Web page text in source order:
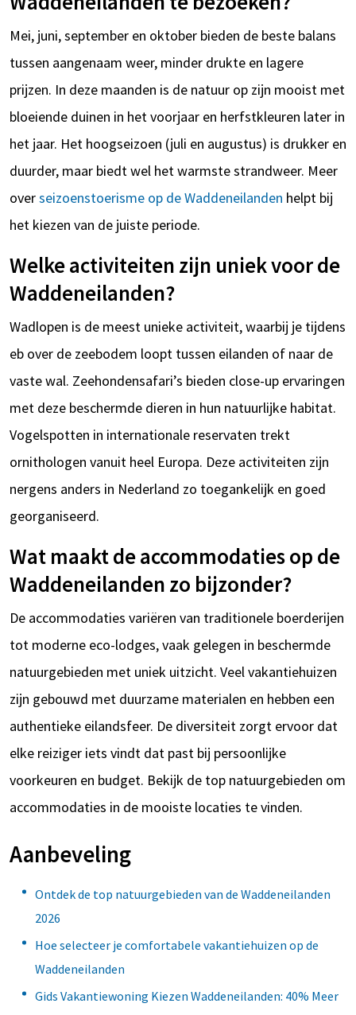
Mei, juni, september en oktober bieden de beste balans
tussen aangenaam weer, minder drukte en lagere
prijzen. In deze maanden is de natuur op zijn mooist met
bloeiende duinen in het voorjaar en herfstkleuren later in
het jaar. Het hoogseizoen (juli en augustus) is drukker en
duurder, maar biedt wel het warmste strandweer. Meer
overseizoenstoerisme op de Waddeneilanden helpt bij
het kiezen van de juiste periode.
Welke activiteiten zijn uniek voor de
Waddeneilanden?
Wadlopen is de meest unieke activiteit, waarbij je tijdens
eb over de zeebodem loopt tussen eilanden of naar de
vaste wal. Zeehondensafari’s bieden close-up ervaringen
met deze beschermde dieren in hun natuurlijke habitat.
Vogelspotten in internationale reservaten trekt
ornithologen vanuit heel Europa. Deze activiteiten zijn
nergens anders in Nederland zo toegankelijk en goed
georganiseerd.
Wat maakt de accommodaties op de
Waddeneilanden zo bijzonder?
De accommodaties variëren van traditionele boerderijen
tot moderne eco-lodges, vaak gelegen in beschermde
natuurgebieden met uniek uitzicht. Veel vakantiehuizen
zijn gebouwd met duurzame materialen en hebben een
authentieke eilandsfeer. De diversiteit zorgt ervoor dat
elke reiziger iets vindt dat past bij persoonlijke
voorkeuren en budget. Bekijk de top natuurgebieden om
accommodaties in de mooiste locaties te vinden.
Aanbeveling
Ontdek de top natuurgebieden van de Waddeneilanden
2026
Hoe selecteer je comfortabele vakantiehuizen op de
Waddeneilanden
Gids Vakantiewoning Kiezen Waddeneilanden: 40% Meer